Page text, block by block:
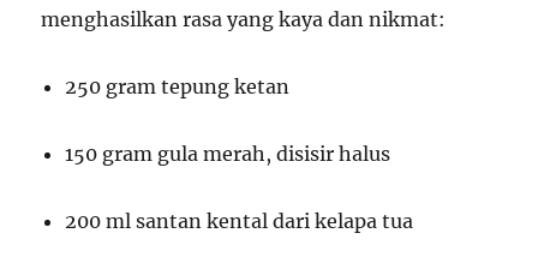
menghasilkan rasa yang kaya dan nikmat:
250 gram tepung ketan
150 gram gula merah, disisir halus
200 ml santan kental dari kelapa tua